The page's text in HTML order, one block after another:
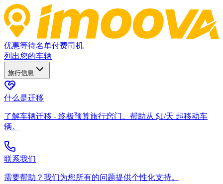
优惠等待名单付费司机
列出您的车辆
旅行信息
什么是迁移
了解车辆迁移 - 终极预算旅行窍门。帮助从 $1/天 起移动车
辆。
联系我们
需要帮助？我们为您所有的问题提供个性化支持。